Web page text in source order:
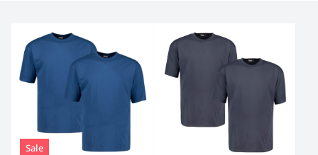
Sale